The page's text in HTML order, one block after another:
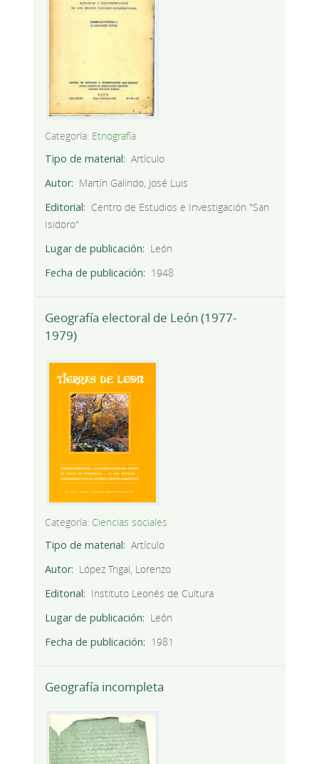
Categoría: Etnografía
Tipo de material
Artículo
Autor
Martín Galindo, José Luis
Editorial
Centro de Estudios e Investigación "San
Isidoro"
Lugar de publicación
León
Fecha de publicación
1948
Geografía electoral de León (1977-
1979)
Categoría: Ciencias sociales
Tipo de material
Artículo
Autor
López Trigal, Lorenzo
Editorial
Instituto Leonés de Cultura
Lugar de publicación
León
Fecha de publicación
1981
Geografía incompleta